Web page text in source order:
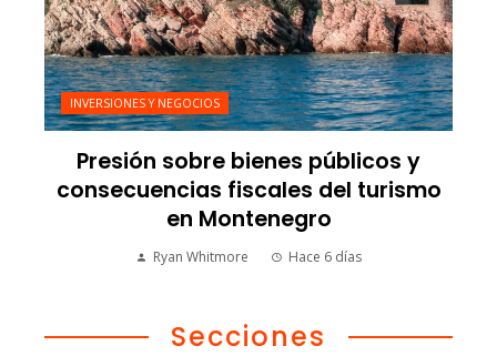
INVERSIONES Y NEGOCIOS
Presión sobre bienes públicos y
consecuencias fiscales del turismo
en Montenegro
Ryan Whitmore Hace 6 días
Secciones